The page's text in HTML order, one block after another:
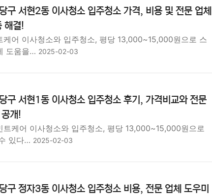
구 서현2동 이사청소 입주청소 가격, 비용 및 전문 업체
해결!
케어 이사청소와 입주청소, 평당 13,000~15,000원으로 스
도움을… 2025-02-03
구 서현1동 이사청소 입주청소 후기, 가격비교와 전문
개!
트케어 이사청소와 입주청소, 평당 13,000~15,000원으로
있다… 2025-02-03
구 정자3동 이사청소 입주청소 비용, 전문 업체 도우미